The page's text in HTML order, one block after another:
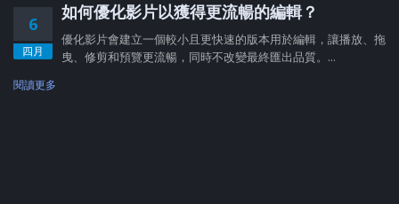
6
四月
如何優化影片以獲得更流暢的編輯？
優化影片會建立一個較小且更快速的版本用於編輯，讓播放、拖
曳、修剪和預覽更流暢，同時不改變最終匯出品質。...
閱讀更多